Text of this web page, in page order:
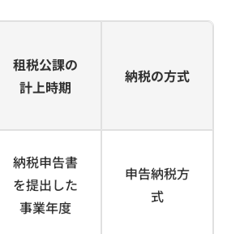
租税公課の
計上時期
納税の方式
納税申告書
を提出した
事業年度
申告納税方
式